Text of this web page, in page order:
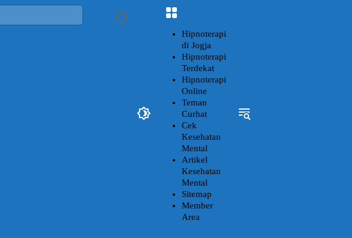
Hipnoterapi
di Jogja
Hipnoterapi
Terdekat
Hipnoterapi
Online
Teman
Curhat
Cek
Kesehatan
Mental
Artikel
Kesehatan
Mental
Sitemap
Member
Area